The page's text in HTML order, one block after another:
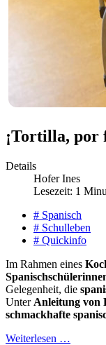
¡Tortilla, por
Details
Hofer Ines
Lesezeit: 1
# Spanisch
# Schulleben
# Quickinfo
Im Rahmen eines
Gelegenheit, die
Unter Anleitung von
schmackhafte
Weiterlesen …